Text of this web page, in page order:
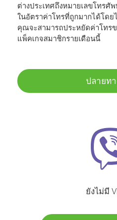
ต่างประเทศถึงหมายเลขโทร
ในอัตราค่าโทรที่ถูกมากได้โด
คุณจะสามารถประหยัดค่าโทร
แพ็คเกจสมาชิกรายเดือนนี้
ปลายท
ยังไม่มี